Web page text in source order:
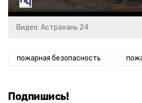
Видео: Астрахань 24
пожарная безопасность
Подпишись!